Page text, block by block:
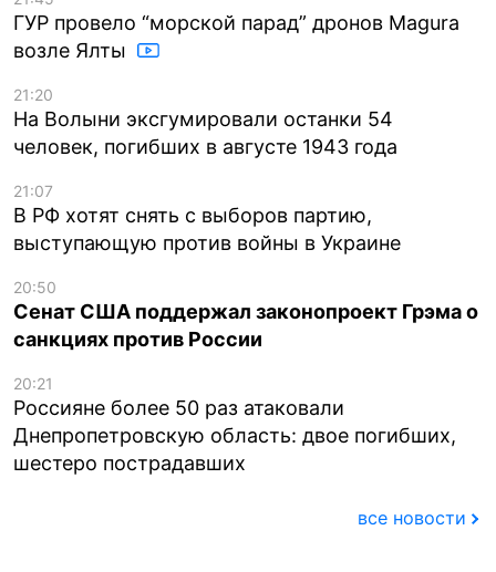
ГУР провело “морской парад” дронов Magura
возле Ялты
21:20
На Волыни эксгумировали останки 54
человек, погибших в августе 1943 года
21:07
В РФ хотят снять с выборов партию,
выступающую против войны в Украине
20:50
Сенат США поддержал законопроект Грэма о
санкциях против России
20:21
Россияне более 50 раз атаковали
Днепропетровскую область: двое погибших,
шестеро пострадавших
все новости